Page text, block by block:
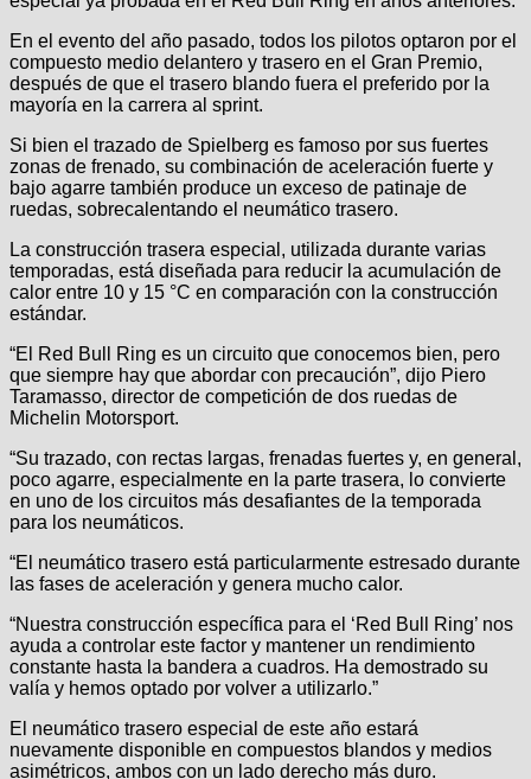
En el evento del año pasado, todos los pilotos optaron por el
compuesto medio delantero y trasero en el Gran Premio,
después de que el trasero blando fuera el preferido por la
mayoría en la carrera al sprint.
Si bien el trazado de Spielberg es famoso por sus fuertes
zonas de frenado, su combinación de aceleración fuerte y
bajo agarre también produce un exceso de patinaje de
ruedas, sobrecalentando el neumático trasero.
La construcción trasera especial, utilizada durante varias
temporadas, está diseñada para reducir la acumulación de
calor entre 10 y 15 °C en comparación con la construcción
estándar.
“El Red Bull Ring es un circuito que conocemos bien, pero
que siempre hay que abordar con precaución”, dijo Piero
Taramasso, director de competición de dos ruedas de
Michelin Motorsport.
“Su trazado, con rectas largas, frenadas fuertes y, en general,
poco agarre, especialmente en la parte trasera, lo convierte
en uno de los circuitos más desafiantes de la temporada
para los neumáticos.
“El neumático trasero está particularmente estresado durante
las fases de aceleración y genera mucho calor.
“Nuestra construcción específica para el ‘Red Bull Ring’ nos
ayuda a controlar este factor y mantener un rendimiento
constante hasta la bandera a cuadros. Ha demostrado su
valía y hemos optado por volver a utilizarlo.”
El neumático trasero especial de este año estará
nuevamente disponible en compuestos blandos y medios
asimétricos, ambos con un lado derecho más duro.